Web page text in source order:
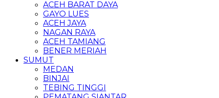
ACEH BARAT DAYA
GAYO LUES
ACEH JAYA
NAGAN RAYA
ACEH TAMIANG
BENER MERIAH
SUMUT
MEDAN
BINJAI
TEBING TINGGI